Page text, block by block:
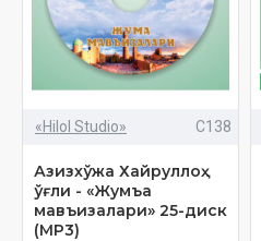
«Hilol Studio» C138
Азизхўжа Хайруллоҳ
ўғли - «Жумъа
мавъизалари» 25-диск
(МР3)